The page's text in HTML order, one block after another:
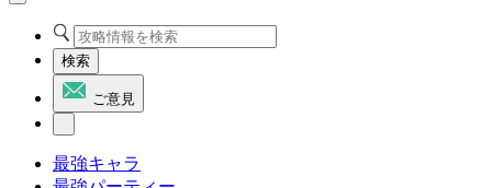
検索
ご意見
最強キャラ